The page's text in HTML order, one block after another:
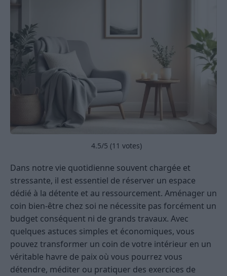
4.5/5 (11 votes)
Dans notre vie quotidienne souvent chargée et
stressante, il est essentiel de réserver un espace
dédié à la détente et au ressourcement. Aménager un
coin bien-être chez soi ne nécessite pas forcément un
budget conséquent ni de grands travaux. Avec
quelques astuces simples et économiques, vous
pouvez transformer un coin de votre intérieur en un
véritable havre de paix où vous pourrez vous
détendre, méditer ou pratiquer des exercices de